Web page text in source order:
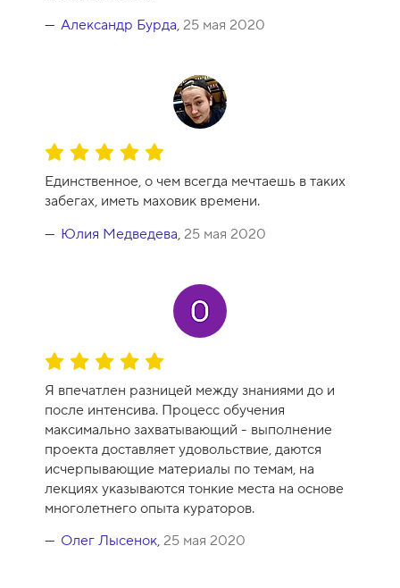
Александр Бурда, 25 мая 2020
О
ц
е
н
к
-
1
0
Единственное, о чем всегда мечтаешь в таких
забегах, иметь маховик времени.
Юлия Медведева, 25 мая 2020
О
е
н
к
а
к
у
р
с
Я впечатлен разницей между знаниями до и
после интенсива. Процесс обучения
максимально захватывающий - выполнение
проекта доставляет удовольствие, даются
исчерпывающие материалы по темам, на
лекциях указываются тонкие места на основе
многолетнего опыта кураторов.
Олег Лысенок, 25 мая 2020